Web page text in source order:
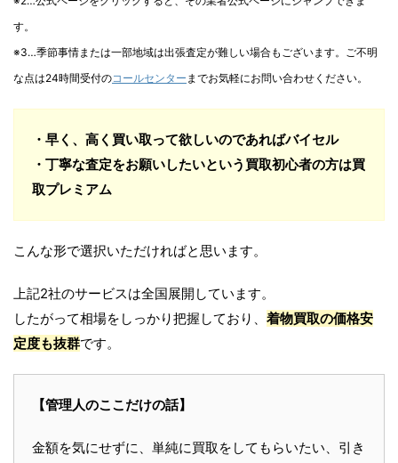
す。
※3…季節事情または一部地域は出張査定が難しい場合もございます。ご不明
な点は24時間受付のコールセンター までお気軽にお問い合わせください。
・早く、高く買い取って欲しいのであればバイセル
・丁寧な査定をお願いしたいという買取初心者の方は買
取プレミアム
こんな形で選択いただければと思います。
上記2社のサービスは全国展開しています。
したがって相場をしっかり把握しており、 着物買取の価格安
定度も抜群です。
【管理人のここだけの話】
金額を気にせずに、単純に買取をしてもらいたい、引き